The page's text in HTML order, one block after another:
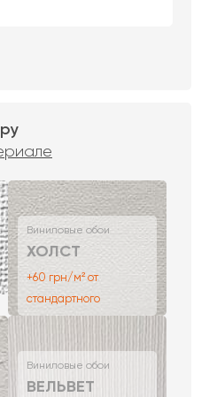
Виниловые обои
ХОЛСТ
+60 грн/м² от
стандартного
Виниловые обои
ВЕЛЬВЕТ